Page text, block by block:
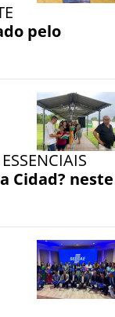
pelo
Cidad? neste